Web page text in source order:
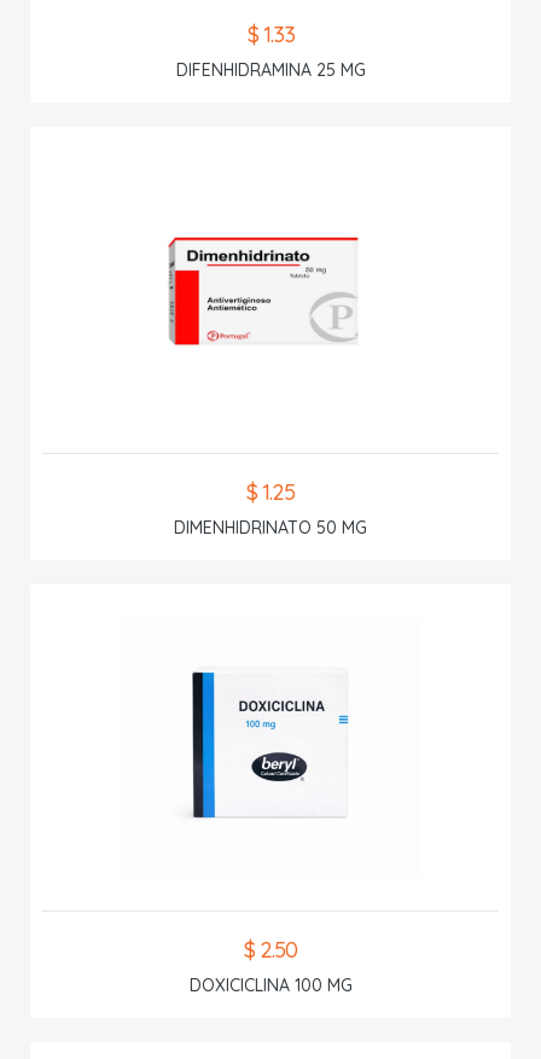
$ 1.33
DIFENHIDRAMINA 25 MG
$ 1.25
DIMENHIDRINATO 50 MG
$ 2.50
DOXICICLINA 100 MG